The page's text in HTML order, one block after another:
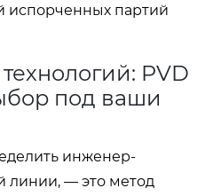
испорченных партий
PVD
под ваши
инженер-
линии, — это метод